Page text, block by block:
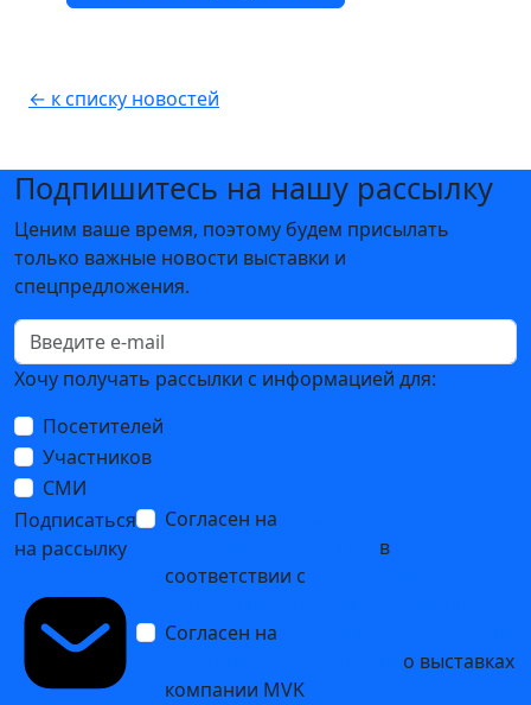
← к списку новостей
Подпишитесь на нашу рассылку
Ценим ваше время, поэтому будем присылать
только важные новости выставки и
спецпредложения.
Хочу получать рассылки с информацией для:
Посетителей
Участников
СМИ
Подписаться
на рассылку
Согласен на
в
соответствии с
Согласен на
о выставках
компании MVK